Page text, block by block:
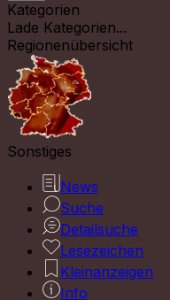
Kategorien
Lade Kategorien...
Regionenübersicht
Sonstiges
News
Suche
Detailsuche
Lesezeichen
Kleinanzeigen
Info